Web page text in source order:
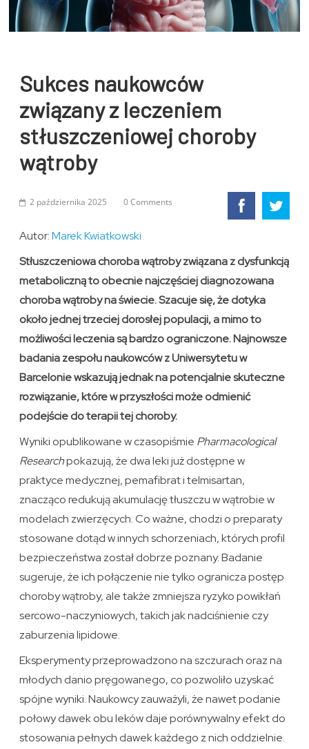
Sukces naukowców
związany z leczeniem
stłuszczeniowej choroby
wątroby
2 października 2025 0 Comments
Autor:Marek Kwiatkowski
Stłuszczeniowa choroba wątroby związana z dysfunkcją
metaboliczną to obecnie najczęściej diagnozowana
choroba wątroby na świecie. Szacuje się, że dotyka
około jednej trzeciej dorosłej populacji, a mimo to
możliwości leczenia są bardzo ograniczone. Najnowsze
badania zespołu naukowców z Uniwersytetu w
Barcelonie wskazują jednak na potencjalnie skuteczne
rozwiązanie, które w przyszłości może odmienić
podejście do terapii tej choroby.
Wyniki opublikowane w czasopiśmie Pharmacological
Researchpokazują, że dwa leki już dostępne w
praktyce medycznej, pemafibrat i telmisartan,
znacząco redukują akumulację tłuszczu w wątrobie w
modelach zwierzęcych. Co ważne, chodzi o preparaty
stosowane dotąd w innych schorzeniach, których profil
bezpieczeństwa został dobrze poznany. Badanie
sugeruje, że ich połączenie nie tylko ogranicza postęp
choroby wątroby, ale także zmniejsza ryzyko powikłań
sercowo-naczyniowych, takich jak nadciśnienie czy
zaburzenia lipidowe.
Eksperymenty przeprowadzono na szczurach oraz na
młodych danio pręgowanego, co pozwoliło uzyskać
spójne wyniki. Naukowcy zauważyli, że nawet podanie
połowy dawek obu leków daje porównywalny efekt do
stosowania pełnych dawek każdego z nich oddzielnie.